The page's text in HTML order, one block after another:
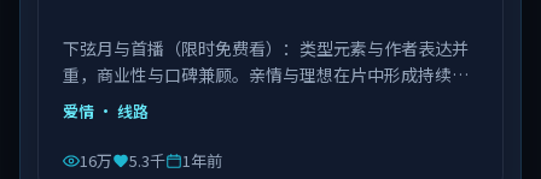
下弦月与首播（限时免费看）：类型元素与作者表达并
重，商业性与口碑兼顾。亲情与理想在片中形成持续拉
扯。由饶晓志执导，白宇、刘亦菲、肖央等主演，中国
台湾出品，类型为爱情。
爱情 · 线路
16万 5.3千 1年前